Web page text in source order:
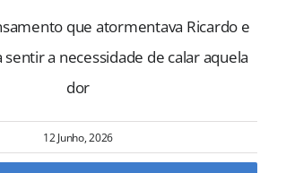
que atormentava Ricardo e
sentir a necessidade de calar aquela
dor
12 Junho, 2026